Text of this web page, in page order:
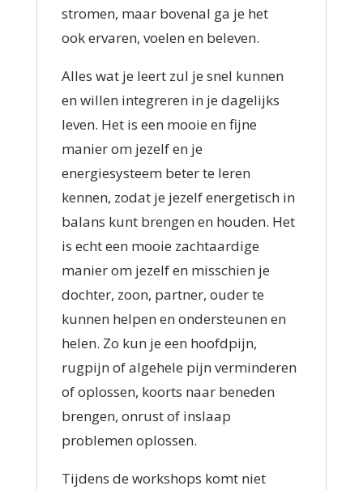
stromen, maar bovenal ga je het
ook ervaren, voelen en beleven.
Alles wat je leert zul je snel kunnen
en willen integreren in je dagelijks
leven. Het is een mooie en fijne
manier om jezelf en je
energiesysteem beter te leren
kennen, zodat je jezelf energetisch in
balans kunt brengen en houden. Het
is echt een mooie zachtaardige
manier om jezelf en misschien je
dochter, zoon, partner, ouder te
kunnen helpen en ondersteunen en
helen. Zo kun je een hoofdpijn,
rugpijn of algehele pijn verminderen
of oplossen, koorts naar beneden
brengen, onrust of inslaap
problemen oplossen.
Tijdens de workshops komt niet